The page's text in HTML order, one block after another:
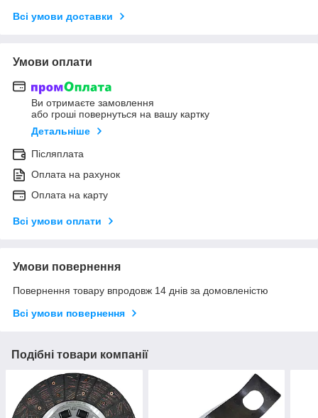
Всі умови доставки
Умови оплати
Ви отримаєте замовлення
або гроші повернуться на вашу картку
Детальніше
Післяплата
Оплата на рахунок
Оплата на карту
Всі умови оплати
Умови повернення
Повернення товару впродовж 14 днів за домовленістю
Всі умови повернення
Подібні товари компанії